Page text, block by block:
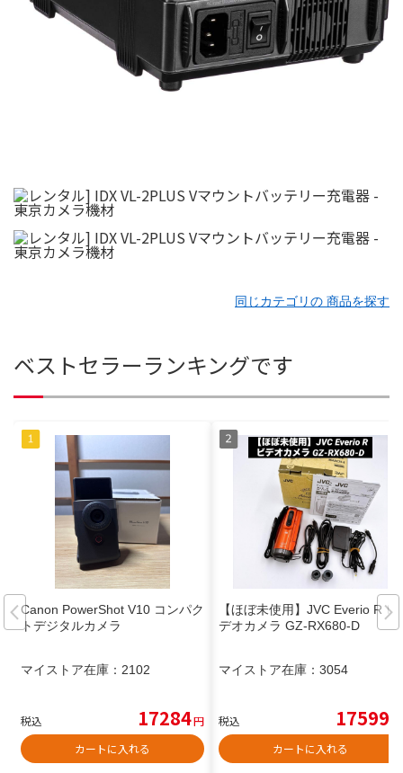
同じカテゴリの 商品を探す
ベストセラーランキングです
Canon PowerShot V10 コンパク
トデジタルカメラ
マイストア在庫： 2102
税込 17284円
カートに入れる
【ほぼ未使用】JVC Everio R ビ
デオカメラ GZ-RX680-D
マイストア在庫： 3054
税込 17599
カートに入れる